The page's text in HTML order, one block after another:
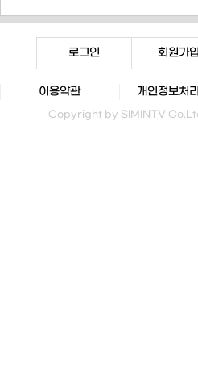
로그인 회원가입
이용약관 개인정보처
Copyright by SIMINTV